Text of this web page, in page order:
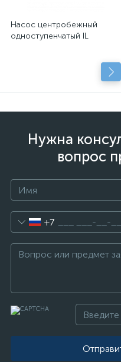
Насос центробежный
одноступенчатый IL
Нужна
вопрос
+7